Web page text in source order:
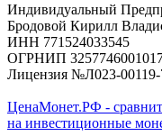
Индивидуальный
Бродовой Кирилл
ИНН 771524033545
ОГРНИП
Лицензия №Л023-00119-
ЦенаМонет.РФ -
на инвестиционные